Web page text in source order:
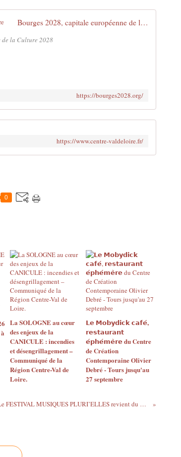
Bourges 2028, capitale européenne de la culture
la Culture 2028
https://bourges2028.org/
https://www.centre-valdeloire.fr/
0
La SOLOGNE au cœur
des enjeux de la
CANICULE : incendies
et désengrillagement –
Communiqué de la
Région Centre-Val de
Loire.
𝗟𝗲 𝗠𝗼𝗯𝘆𝗱𝗶𝗰𝗸 𝗰𝗮𝗳𝗲́,
𝗿𝗲𝘀𝘁𝗮𝘂𝗿𝗮𝗻𝘁
𝗲́𝗽𝗵𝗲́𝗺𝗲̀𝗿𝗲 du Centre
de Création
Contemporaine Olivier
Debré - Tours jusqu'au
27 septembre
Le FESTIVAL MUSIQUES PLURI’ELLES revient du 21 AU 25 JANVIER salle de l’Institut et au Musée des Beaux-arts d’ Orléans